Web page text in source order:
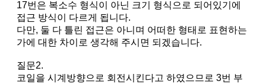
17번은 복소수 형식이 아닌 크기 형식으로 되어있기에
접근 방식이 다르게 됩니다.
다만, 둘 다 틀린 접근은 아니며 어떠한 형태로 표현하는
가에 대한 차이로 생각해 주시면 되겠습니다.
질문2.
코일을 시계방향으로 회전시킨다고 하였으므로 3번 부